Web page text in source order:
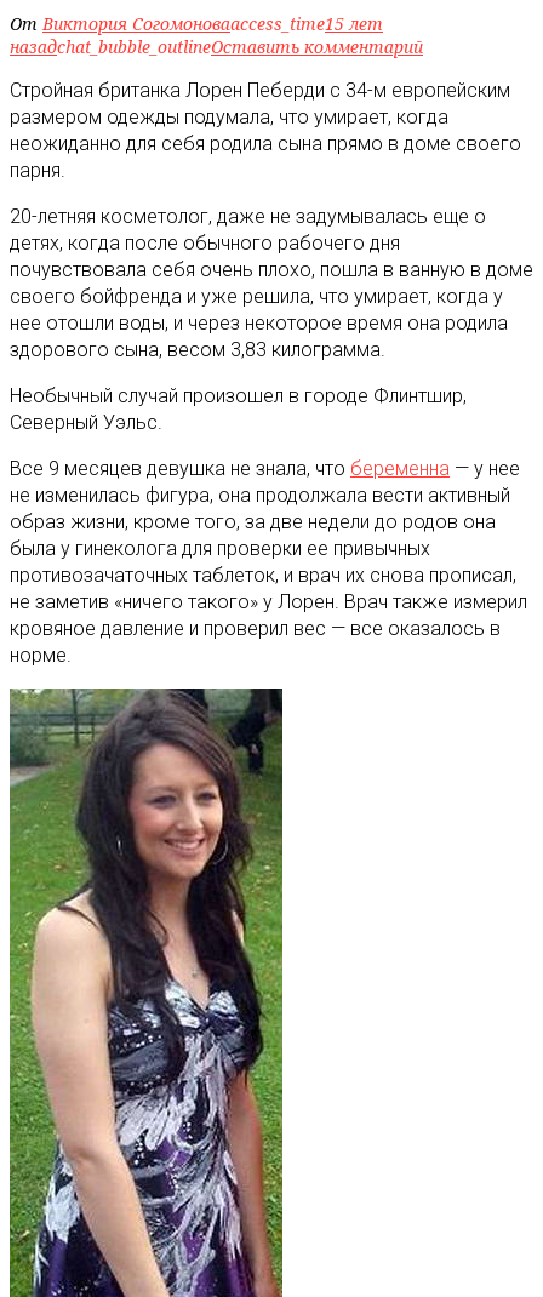
ОтВиктория Согомоноваaccess_time15 лет
назадchat_bubble_outlineОставить комментарий
Стройная британка Лорен Пеберди с 34-м европейским
размером одежды подумала, что умирает, когда
неожиданно для себя родила сына прямо в доме своего
парня.
20-летняя косметолог, даже не задумывалась еще о
детях, когда после обычного рабочего дня
почувствовала себя очень плохо, пошла в ванную в доме
своего бойфренда и уже решила, что умирает, когда у
нее отошли воды, и через некоторое время она родила
здорового сына, весом 3,83 килограмма.
Необычный случай произошел в городе Флинтшир,
Северный Уэльс.
Все 9 месяцев девушка не знала, что беременна — у нее
не изменилась фигура, она продолжала вести активный
образ жизни, кроме того, за две недели до родов она
была у гинеколога для проверки ее привычных
противозачаточных таблеток, и врач их снова прописал,
не заметив «ничего такого» у Лорен. Врач также измерил
кровяное давление и проверил вес — все оказалось в
норме.